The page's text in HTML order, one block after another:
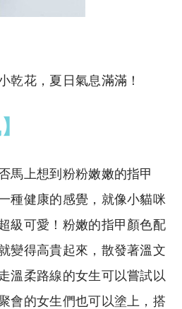
乾花，夏日氣息滿滿！
馬上想到粉粉嫩嫩的指甲
種健康的感覺，就像小貓咪
級可愛！粉嫩的指甲顏色配
變得高貴起來，散發著溫文
溫柔路線的女生可以嘗試以
會的女生們也可以塗上，搭